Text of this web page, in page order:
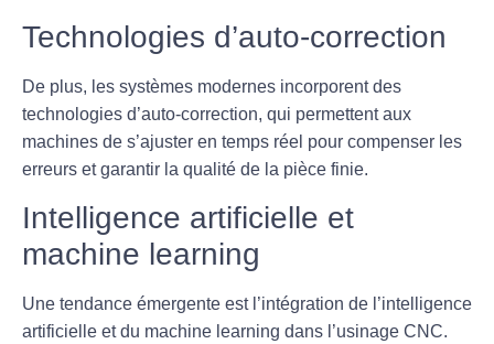
Technologies d’auto-correction
De plus, les systèmes modernes incorporent des
technologies d’auto-correction, qui permettent aux
machines de s’ajuster en temps réel pour compenser les
erreurs et garantir la qualité de la pièce finie.
Intelligence artificielle et
machine learning
Une tendance émergente est l’intégration de l’intelligence
artificielle et du machine learning dans l’usinage CNC.